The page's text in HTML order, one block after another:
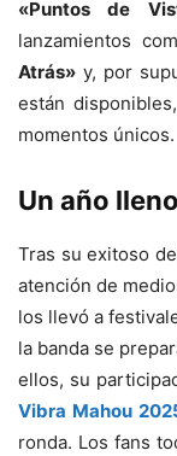
«Puntos de
lanzamientos
Atrás» y, por
están
momentos únicos.
Un año
Tras su exitoso
atención de
los llevó a
la banda se
ellos, su
Vibra Mahou
ronda. Los fans